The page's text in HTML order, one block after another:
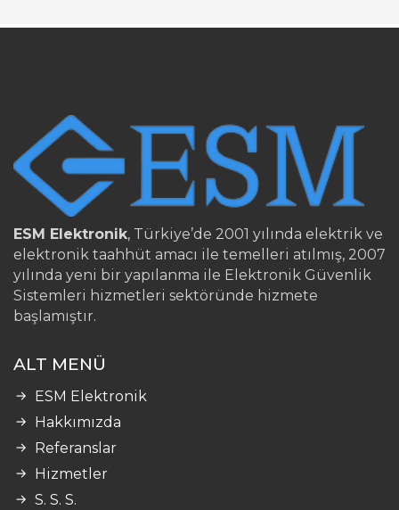
ESM Elektronik, Türkiye’de 2001 yılında elektrik ve
elektronik taahhüt amacı ile temelleri atılmış, 2007
yılında yeni bir yapılanma ile Elektronik Güvenlik
Sistemleri hizmetleri sektöründe hizmete
başlamıştır.
ALT MENÜ
ESM Elektronik
Hakkımızda
Referanslar
Hizmetler
S. S. S.